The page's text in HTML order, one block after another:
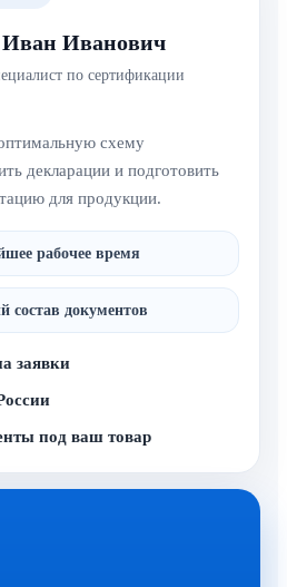
Иванович
по сертификации
схему
декларации и подготовить
для продукции.
рабочее время
состав документов
заявки
под ваш товар